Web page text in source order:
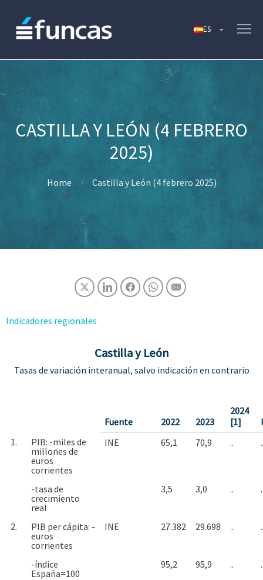
CASTILLA Y LEÓN (4 FEBRERO
2025)
Home Castilla y León (4 febrero 2025)
Indicadores regionales
Castilla y León
Tasas de variación interanual, salvo indicación en contrario
Fuente 2022 2023
2024
[1]
1.
PIB: -miles de
millones de
euros
corrientes
INE 65,1 70,9 ..
-tasa de
crecimiento
real
3,5 3,0 ..
2.
PIB per cápita: -
euros
corrientes
INE 27.382 29.698 ..
-índice
España=100
95,2 95,9 ..